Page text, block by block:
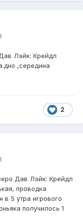
Лэйк: Крейдл
,середина
2
Дав Лэйк: Крейдл
проводка
в 5 утра игрового
получилось 1